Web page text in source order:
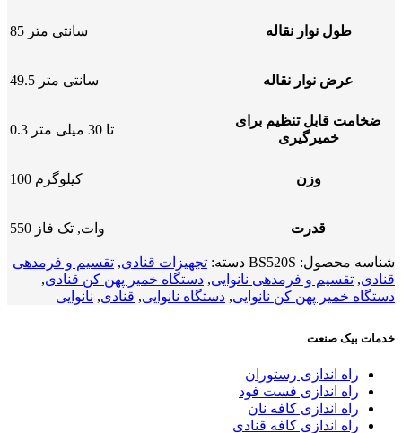
طول نوار نقاله 85 سانتی متر
عرض نوار نقاله 49.5 سانتی متر
ضخامت قابل تنظیم برای
خمیرگیری
0.3 تا 30 ميلی متر
وزن 100 کیلوگرم
قدرت 550 وات, تک فاز
شناسه محصول: BS520S دسته: تجهیزات قنادی, تقسیم و فرمدهی
قنادی, تقسیم و فرمدهی نانوایی, دستگاه خمیر پهن کن قنادی,
دستگاه خمیر پهن کن نانوایی, دستگاه نانوایی, قنادی, نانوایی
خدمات بیک صنعت
راه اندازی رستوران
راه اندازی فست فود
راه اندازی کافه نان
راه اندازی کافه قنادی